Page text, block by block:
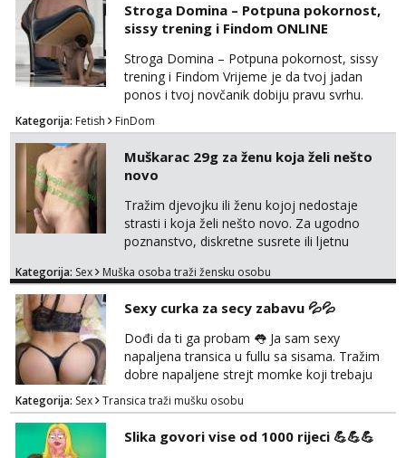
Tel:064/677-677- Kod: #142
tel:0,93€ - mob:1,12€ min
isključivo ozbiljni, solventni i poslušni subovi
koji žude za strogim zapovijedima, sissy
transformacijom (rublje, elegancija) i
potpunim psiholo...
Stroga Domina – Potpuna pokornost,
sissy trening i Findom ONLINE
Stroga Domina – Potpuna pokornost, sissy
trening i Findom Vrijeme je da tvoj jadan
ponos i tvoj novčanik dobiju pravu svrhu.
Inteligentna, hladna i beskompromisna
Domina preuzima potpunu kontrolu nad
tvojim umom i financijama. Zanimaju me
isključivo ozbiljni, solventni i poslušni subovi
koji žude za strogim zapovijedima, sissy
transformacijom (rublje, elegancija) i
potpunim psihološkim treni...
Kategorija: Fetish FinDom
Muškarac 29g za ženu koja želi nešto
novo
Tražim djevojku ili ženu kojoj nedostaje
strasti i koja želi nešto novo. Za ugodno
poznanstvo, diskretne susrete ili ljetnu
uredan. Slobodna ili zauzeta, dobrodošla. Prvi
kasnije može poziv. Sl. Brod moj prostor
Zagreb i ostatak Hrvatske mobilan !
𝗡𝗮𝗽𝗼𝗺𝗲𝗻𝗮 tražim samo žene...
Kategorija: Sex Muška osoba traži žensku osobu
Sexy curka za secy zabavu 💦💦
Dođi da ti ga probam 👅 Ja sam sexy
napaljena transica u fullu sa sisama. Tražim
dobre napaljene strejt momke koji trebaju
diskretno pražnjenje kite. Samo za dobre
frajere koji drže do sebe. Imaj neku sliku.
Pozivi i poruke bez slike - nema odgovora.
Pojebi me Poruke WhatsApp: 0998667649
Kategorija: Sex Transica traži mušku osobu
Slika govori vise od 1000 rijeci 💪💪💪